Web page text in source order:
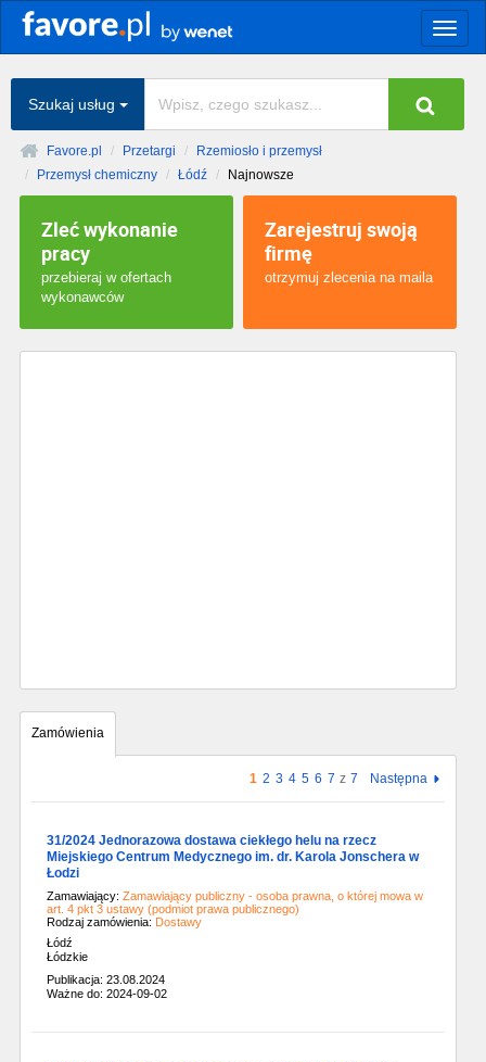
Szukaj usług
Favore.pl Przetargi
Rzemiosło i przemysł
Przemysł chemiczny
Łódź Najnowsze
Zleć wykonanie
pracy
przebieraj w ofertach
wykonawców
Zarejestruj swoją
firmę
otrzymuj zlecenia na maila
Zamówienia
1 2 3 4 5 6 7 z 7 Następna
31/2024 Jednorazowa dostawa ciekłego helu na rzecz
Miejskiego Centrum Medycznego im. dr. Karola Jonschera w
Łodzi
Zamawiający: Zamawiający publiczny - osoba prawna, o której mowa w
art. 4 pkt 3 ustawy (podmiot prawa publicznego)
Rodzaj zamówienia: Dostawy
Łódź
Łódzkie
Publikacja: 23.08.2024
Ważne do: 2024-09-02